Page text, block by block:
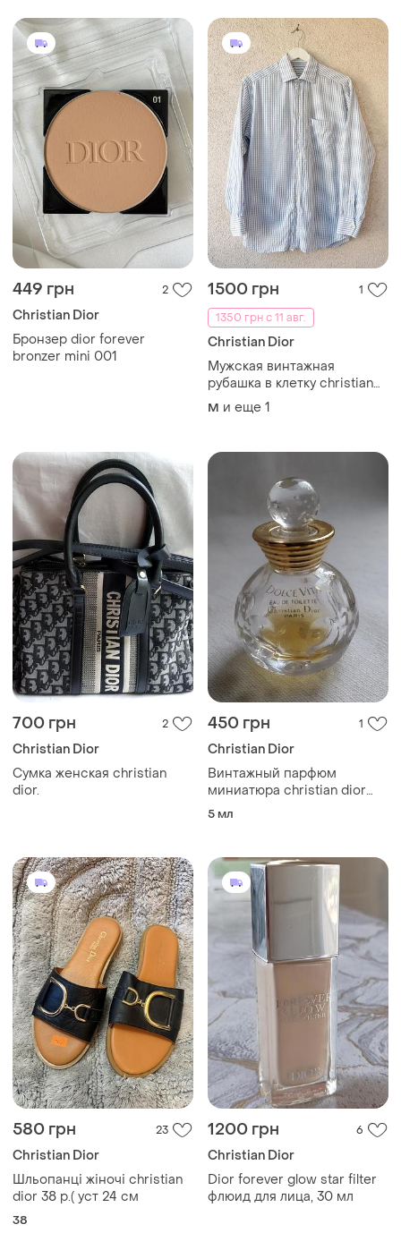
spf 25 pa+++
449 грн 2
Christian Dior
Бронзер dior forever
bronzer mini 001
1500 грн
1
1350 грн с 11 авг.
Christian Dior
Мужская винтажная
рубашка в клетку christian
dior
M и еще 1
700 грн 2
Christian Dior
Сумка женская christian
dior.
450 грн 1
Christian Dior
Винтажный парфюм
миниатюра christian dior
dolce vita, париж.
5 мл
580 грн 23
Christian Dior
Шльопанці жіночі christian
dior 38 р.( уст 24 см
38
1200 грн 6
Christian Dior
Dior forever glow star filter
флюид для лица, 30 мл